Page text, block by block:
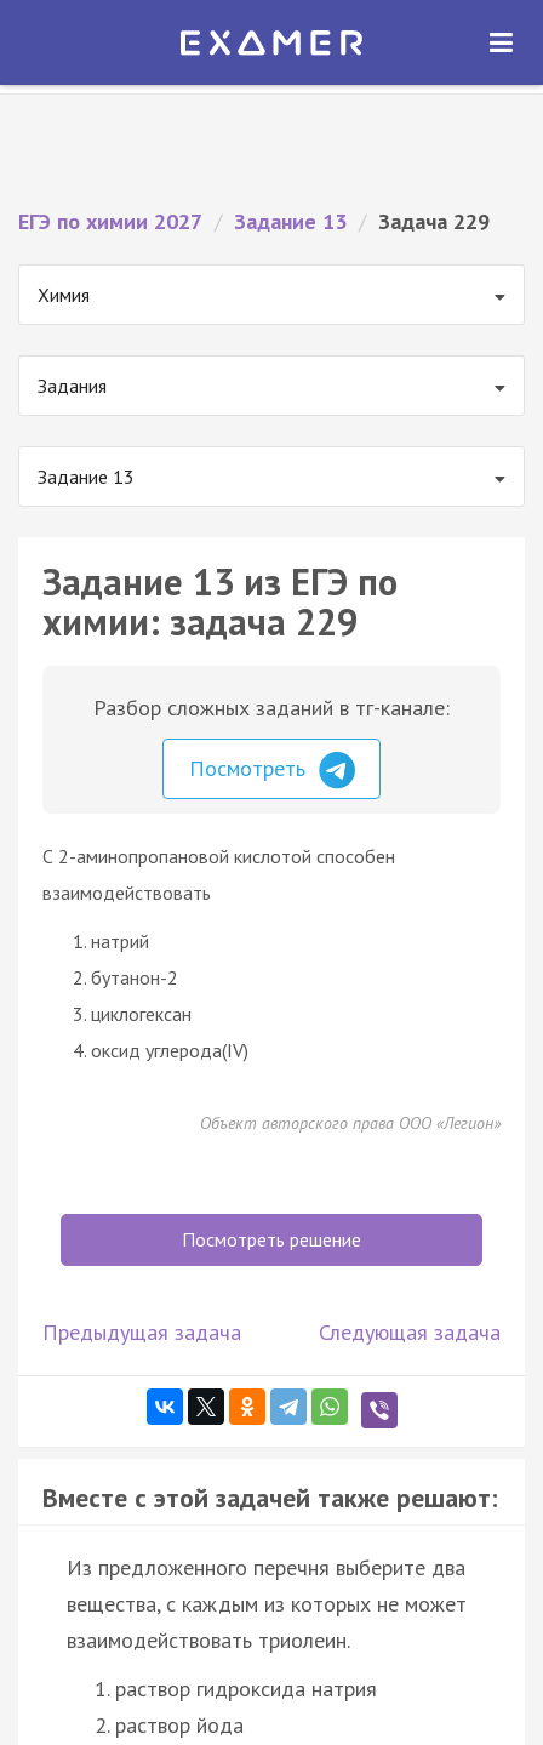
Экзамер — ЕГЭ 2027
ОТКРЫТЬ
ЕГЭ по химии 2027 / Задание 13 / Задача 229
Химия
Задания
Задание 13
Задание 13 из ЕГЭ по
химии: задача 229
Разбор сложных заданий в тг-канале:
Посмотреть
С 2-аминопропановой кислотой способен
взаимодействовать
натрий
бутанон-2
циклогексан
оксид углерода(IV)
Объект авторского права ООО «Легион»
Посмотреть решение
Предыдущая задача Следующая задача
Вместе с этой задачей также решают:
Из предложенного перечня выберите два
вещества, с каждым из которых не может
взаимодействовать триолеин.
раствор гидроксида натрия
раствор йода